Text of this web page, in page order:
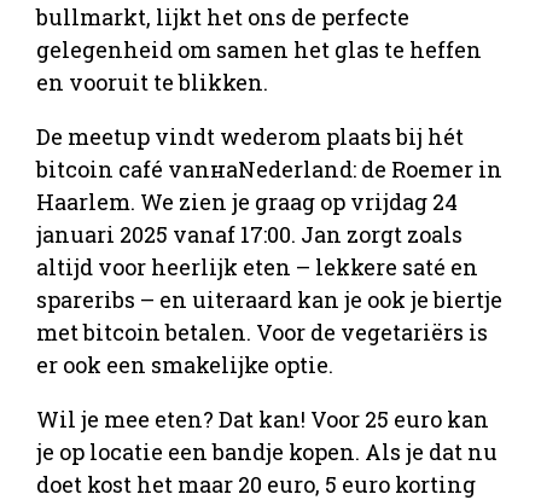
bullmarkt, lijkt het ons de perfecte
gelegenheid om samen het glas te heffen
en vooruit te blikken.
De meetup vindt wederom plaats bij hét
bitcoin café vanнаNederland: de Roemer in
Haarlem. We zien je graag op vrijdag 24
januari 2025 vanaf 17:00. Jan zorgt zoals
altijd voor heerlijk eten – lekkere saté en
spareribs – en uiteraard kan je ook je biertje
met bitcoin betalen. Voor de vegetariërs is
er ook een smakelijke optie.
Wil je mee eten? Dat kan! Voor 25 euro kan
je op locatie een bandje kopen. Als je dat nu
doet kost het maar 20 euro, 5 euro korting